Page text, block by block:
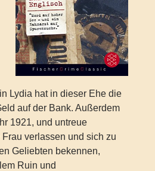
Lydia hat in dieser Ehe die
auf der Bank. Außerdem
1921, und untreue
verlassen und sich zu
Geliebten bekennen,
Ruin und